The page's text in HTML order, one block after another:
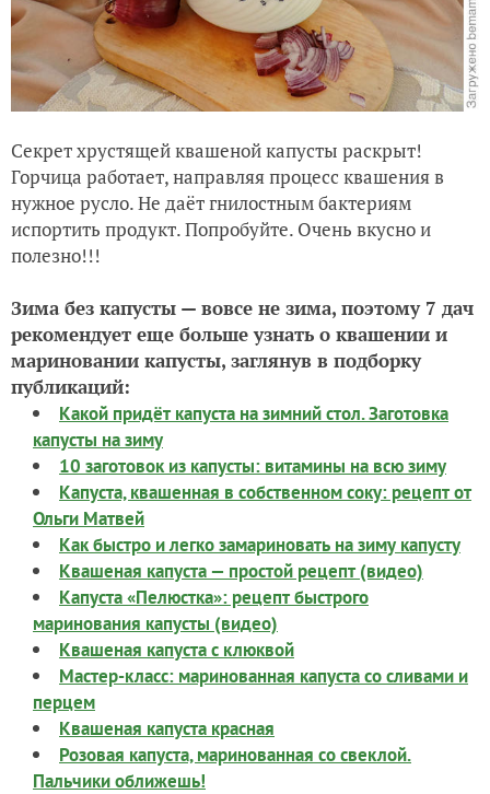
Секрет хрустящей квашеной капусты раскрыт!
Горчица работает, направляя процесс квашения в
нужное русло. Не даёт гнилостным бактериям
испортить продукт. Попробуйте. Очень вкусно и
полезно!!!
Зима без капусты — вовсе не зима, поэтому 7 дач
рекомендует еще больше узнать о квашении и
мариновании капусты, заглянув в подборку
публикаций:
Какой придёт капуста на зимний стол. Заготовка
капусты на зиму
10 заготовок из капусты: витамины на всю зиму
Капуста, квашенная в собственном соку: рецепт от
Ольги Матвей
Как быстро и легко замариновать на зиму капусту
Квашеная капуста — простой рецепт (видео)
Капуста «Пелюстка»: рецепт быстрого
маринования капусты (видео)
Квашеная капуста с клюквой
Мастер-класс: маринованная капуста со сливами и
перцем
Квашеная капуста красная
Розовая капуста, маринованная со свеклой.
Пальчики оближешь!